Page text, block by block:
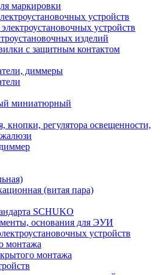
маркировки
устройств
устройств
изделий
с защитным контактом
диммеры
миниатюрный
регулятора освещенности,
(витая пара)
SCHUKO
основания для ЭУИ
устройств
монтажа
монтажа